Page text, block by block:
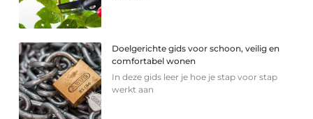
Doelgerichte gids voor schoon, veilig en
comfortabel wonen
In deze gids leer je hoe je stap voor stap
werkt aan